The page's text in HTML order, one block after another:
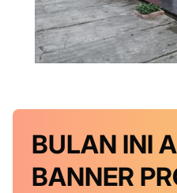
BULAN INI
BANNER